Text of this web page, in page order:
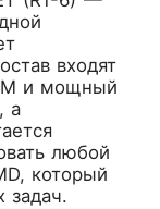
входят
и мощный
а
любой
который
задач.